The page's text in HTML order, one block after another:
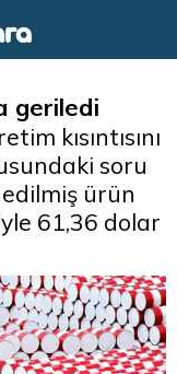
geriledi
kısıntısını
soru
ürün
61,36 dolar